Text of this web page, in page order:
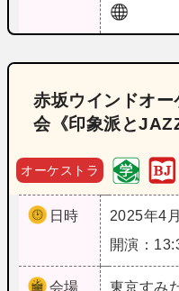
赤坂ウインドオ
会《印象派と
オーケストラ
日時
2025年4
開演：
会場 東京すみ